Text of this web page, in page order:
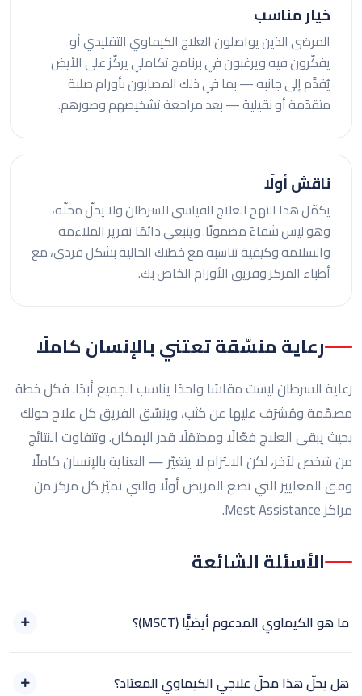
خيار مناسب
المرضى الذين يواصلون العلاج الكيماوي التقليدي أو
يفكّرون فيه ويرغبون في برنامج تكاملي يركّز على الأيض
يُقدَّم إلى جانبه — بما في ذلك المصابون بأورام صلبة
متقدّمة أو نقيلية — بعد مراجعة تشخيصهم وصورهم.
ناقش أولًا
يكمّل هذا النهج العلاج القياسي للسرطان ولا يحلّ محلّه،
وهو ليس شفاءً مضمونًا. وينبغي دائمًا تقرير الملاءمة
والسلامة وكيفية تناسبه مع خطتك الحالية بشكل فردي، مع
أطباء المركز وفريق الأورام الخاص بك.
رعاية منسّقة تعتني بالإنسان كاملًا
رعاية السرطان ليست مقاسًا واحدًا يناسب الجميع أبدًا. فكل خطة
مصمّمة ومُشرَف عليها عن كثب، وينسّق الفريق كل علاج حولك
بحيث يبقى العلاج فعّالًا ومحتمَلًا قدر الإمكان. وتتفاوت النتائج
من شخص لآخر، لكن الالتزام لا يتغيّر — العناية بالإنسان كاملًا
وفق المعايير التي تضع المريض أولًا والتي تميّز كل مركز من
مراكز Mest Assistance.
الأسئلة الشائعة
ما هو الكيماوي المدعوم أيضيًّا (MSCT)؟
هل يحلّ هذا محلّ علاجي الكيماوي المعتاد؟